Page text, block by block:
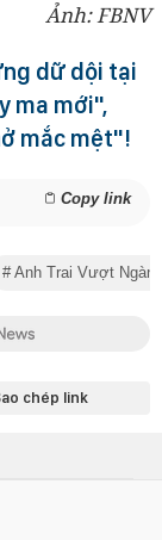
Ảnh: FBNV
dữ dội tại
ma mới",
mắc mệt"!
Copy link
Anh Trai Vượt Ngàn
chép link